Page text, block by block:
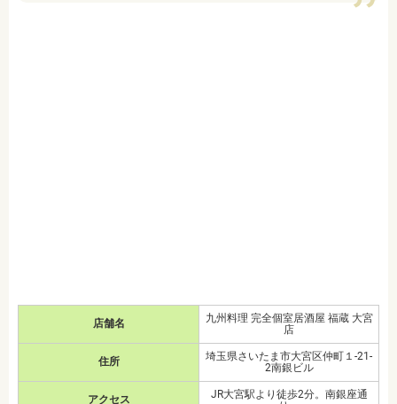
店舗名
九州料理 完全個室居酒屋 福蔵 大宮
店
住所
埼玉県さいたま市大宮区仲町１-21-
2南銀ビル
アクセス
JR大宮駅より徒歩2分。南銀座通